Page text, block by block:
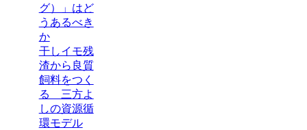
グ）」はど
うあるべき
か
干しイモ残
渣から良質
飼料をつく
る 三方よ
しの資源循
環モデル